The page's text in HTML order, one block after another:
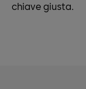
chiave giusta.